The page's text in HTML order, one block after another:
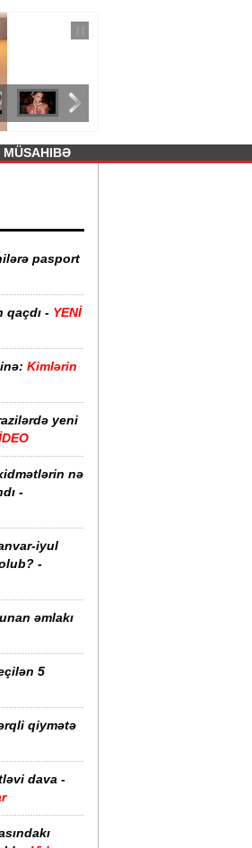
olundu -
MÜSAHIBƏ
pasport
qaçdı - YENİ
Kimlərin
yeni
nə
-
iyul
-
əmlakı
5
qiymətə
dava -